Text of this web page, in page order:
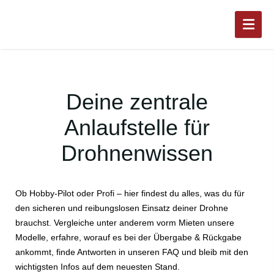
Deine zentrale
Anlaufstelle für
Drohnenwissen
Ob Hobby-Pilot oder Profi – hier findest du alles, was du für
den sicheren und reibungslosen Einsatz deiner Drohne
brauchst. Vergleiche unter anderem vorm Mieten unsere
Modelle, erfahre, worauf es bei der Übergabe & Rückgabe
ankommt, finde Antworten in unseren FAQ und bleib mit den
wichtigsten Infos auf dem neuesten Stand.